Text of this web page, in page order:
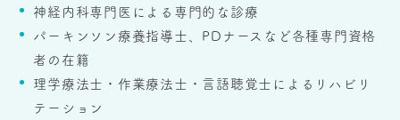
神経内科専門医による専門的な診療
パーキンソン療養指導士、PDナースなど各種専門資格
者の在籍
理学療法士・作業療法士・言語聴覚士によるリハビリ
テーション